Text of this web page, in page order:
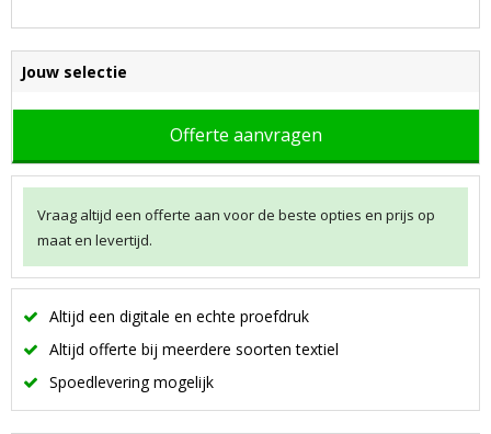
Jouw selectie
Offerte aanvragen
Vraag altijd een offerte aan voor de beste opties en prijs op
maat en levertijd.
Altijd een digitale en echte proefdruk
Altijd offerte bij meerdere soorten textiel
Spoedlevering mogelijk